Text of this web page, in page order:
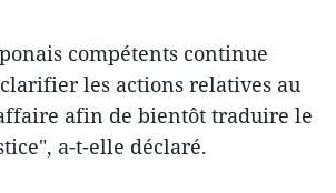
compétents continue
les actions relatives au
afin de bientôt traduire le
a-t-elle déclaré.